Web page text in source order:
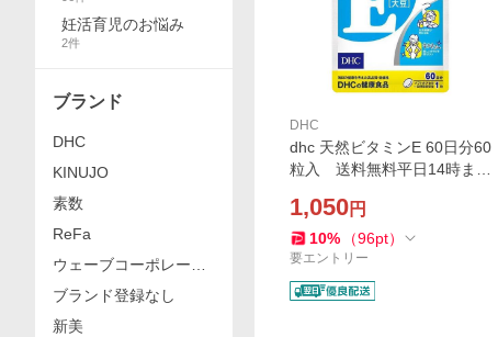
DHC
dhc 天然ビタミンE 60日分60
粒入 送料無料平日14時まで
1,050円
10% （96pt）
要エントリー
妊活育児のお悩み
2件
ブランド
DHC
KINUJO
素数
ReFa
ウェーブコーポレーシ
ョン
ブランド登録なし
新美